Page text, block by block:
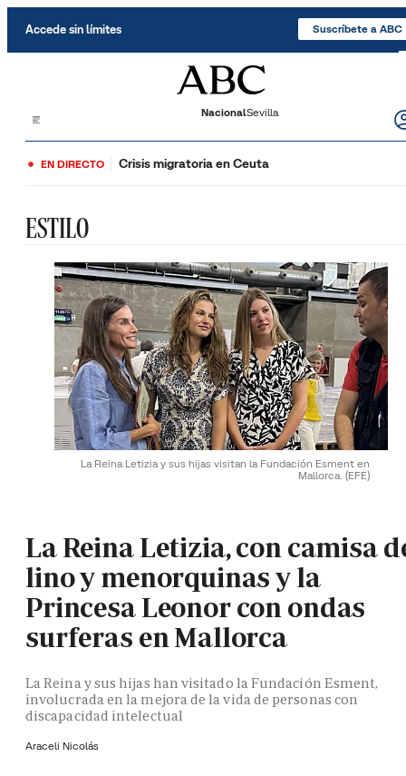
Accede sin límites Suscríbete a ABC
NacionalSevilla
EN DIRECTO Crisis migratoria en Ceuta
ESTILO
La Reina Letizia y sus hijas visitan la Fundación Esment en
Mallorca. (EFE)
La Reina Letizia, con camisa
lino y menorquinas y la
Princesa Leonor con ondas
surferas en Mallorca
La Reina y sus hijas han visitado la Fundación Esment,
involucrada en la mejora de la vida de personas con
discapacidad intelectual
Araceli Nicolás